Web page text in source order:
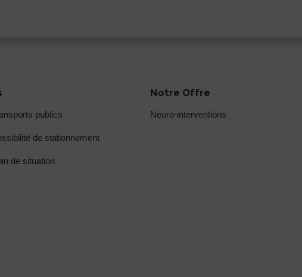
publics
de stationnement
de situation
Notre Offre
Neuro-interventions